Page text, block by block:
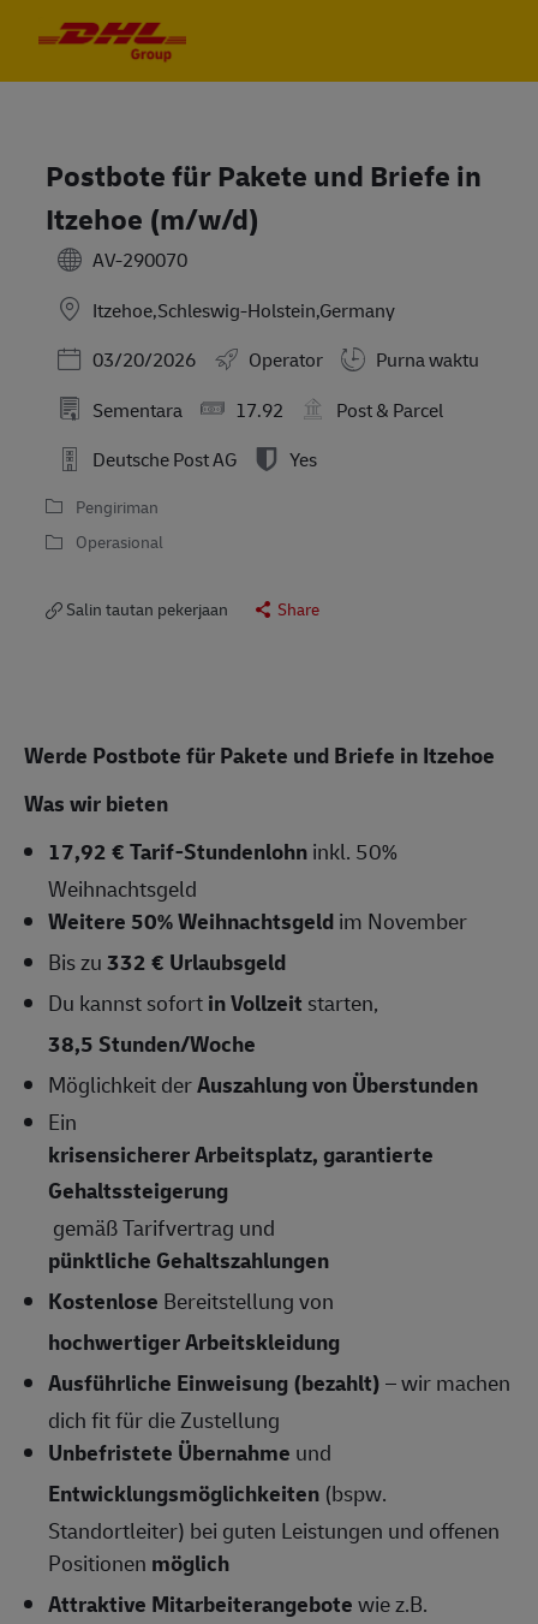
Postbote für Pakete und Briefe in
Itzehoe (m/w/d)
AV-290070
Itzehoe,Schleswig-Holstein,Germany
Posted Date
03/20/2026 Operator
Purna waktu
Sementara
17.92
Post & Parcel
Deutsche Post AG
Yes
Pengiriman
Operasional
Salin tautan pekerjaan Share
Werde Postbote für Pakete und Briefe inItzehoe
Was wir bieten
17,92 € Tarif-Stundenlohninkl. 50%
Weihnachtsgeld
Weitere 50% Weihnachtsgeldim November
Bis zu332 € Urlaubsgeld
Du kannst sofortin Vollzeit starten,
38,5 Stunden/Woche
Möglichkeit derAuszahlung von Überstunden
Ein
krisensicherer Arbeitsplatz, garantierte
Gehaltssteigerung
gemäß Tarifvertrag und
pünktliche Gehaltszahlungen
Kostenlose Bereitstellung von
hochwertiger Arbeitskleidung
Ausführliche Einweisung (bezahlt)– wir machen
dich fit für die Zustellung
Unbefristete Übernahme und
Entwicklungsmöglichkeiten (bspw.
Standortleiter) bei guten Leistungen und offenen
Positionen möglich
Attraktive Mitarbeiterangebotewie z.B.